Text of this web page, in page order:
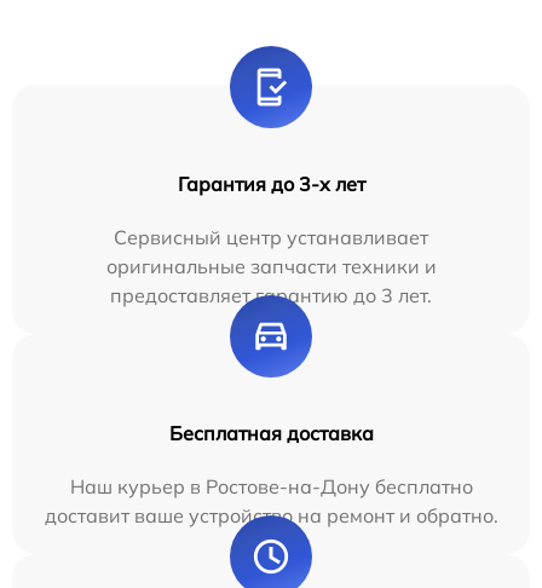
Гарантия до 3-х лет
Сервисный центр устанавливает
оригинальные запчасти техники и
предоставляет гарантию до 3 лет.
Бесплатная доставка
Наш курьер в Ростове-на-Дону бесплатно
доставит ваше устройство на ремонт и обратно.